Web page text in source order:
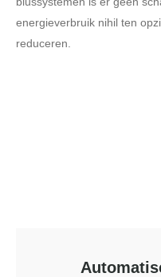
energieverbruik nihil ten
reduceren.